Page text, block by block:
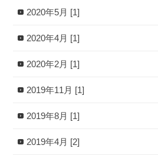
2020年5月 [1]
2020年4月 [1]
2020年2月 [1]
2019年11月 [1]
2019年8月 [1]
2019年4月 [2]